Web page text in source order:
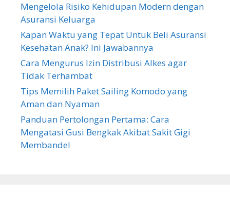
Mengelola Risiko Kehidupan Modern dengan
Asuransi Keluarga
Kapan Waktu yang Tepat Untuk Beli Asuransi
Kesehatan Anak? Ini Jawabannya
Cara Mengurus Izin Distribusi Alkes agar
Tidak Terhambat
Tips Memilih Paket Sailing Komodo yang
Aman dan Nyaman
Panduan Pertolongan Pertama: Cara
Mengatasi Gusi Bengkak Akibat Sakit Gigi
Membandel